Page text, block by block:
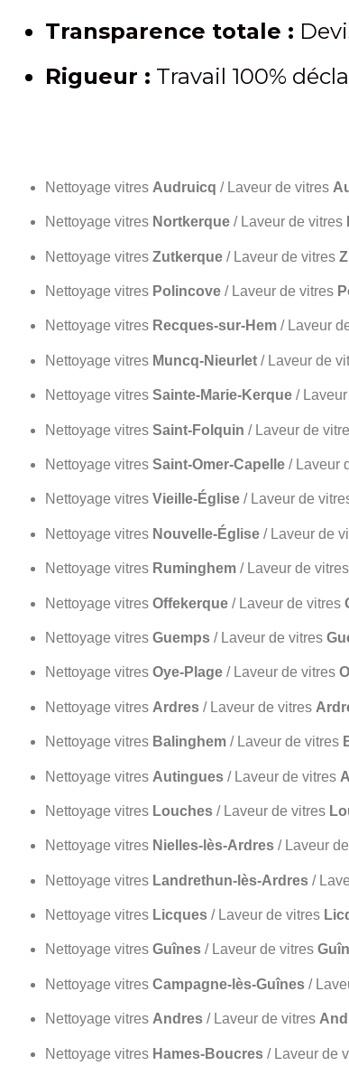
Transparence totale :
Rigueur : Travail 100%
Nettoyage vitres Audruicq / Laveur de vitres
Nettoyage vitres Nortkerque / Laveur de vitres
Nettoyage vitres Zutkerque / Laveur de vitres
Nettoyage vitres Polincove / Laveur de vitres
Nettoyage vitres Recques-sur-Hem / Laveur
Nettoyage vitres Muncq-Nieurlet / Laveur de
Nettoyage vitres Sainte-Marie-Kerque /
Nettoyage vitres Saint-Folquin / Laveur de
Nettoyage vitres Saint-Omer-Capelle / Laveur
Nettoyage vitres Vieille-Église / Laveur de
Nettoyage vitres Nouvelle-Église / Laveur de
Nettoyage vitres Ruminghem / Laveur de vitres
Nettoyage vitres Offekerque / Laveur de vitres
Nettoyage vitres Guemps / Laveur de vitres
Nettoyage vitres Oye-Plage / Laveur de vitres
Nettoyage vitres Ardres / Laveur de vitres
Nettoyage vitres Balinghem / Laveur de vitres
Nettoyage vitres Autingues / Laveur de vitres
Nettoyage vitres Louches / Laveur de vitres
Nettoyage vitres Nielles-lès-Ardres / Laveur
Nettoyage vitres Landrethun-lès-Ardres /
Nettoyage vitres Licques / Laveur de vitres
Nettoyage vitres Guînes / Laveur de vitres
Nettoyage vitres Campagne-lès-Guînes /
Nettoyage vitres Andres / Laveur de vitres
Nettoyage vitres Hames-Boucres / Laveur de